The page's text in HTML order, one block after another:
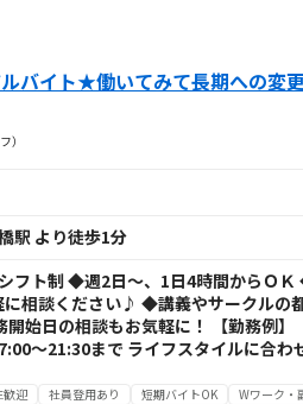
バイト★働いてみて長期への
）
駅 より徒歩1分
フト制 ◆週2日～、1日4時間からＯ
に相談ください♪ ◆講義やサークル
始日の相談もお気軽に！ 【勤務例
～21:30まで ライフスタイルに合わ
歓迎 社員登用あり 短期バイトOK Wワーク・